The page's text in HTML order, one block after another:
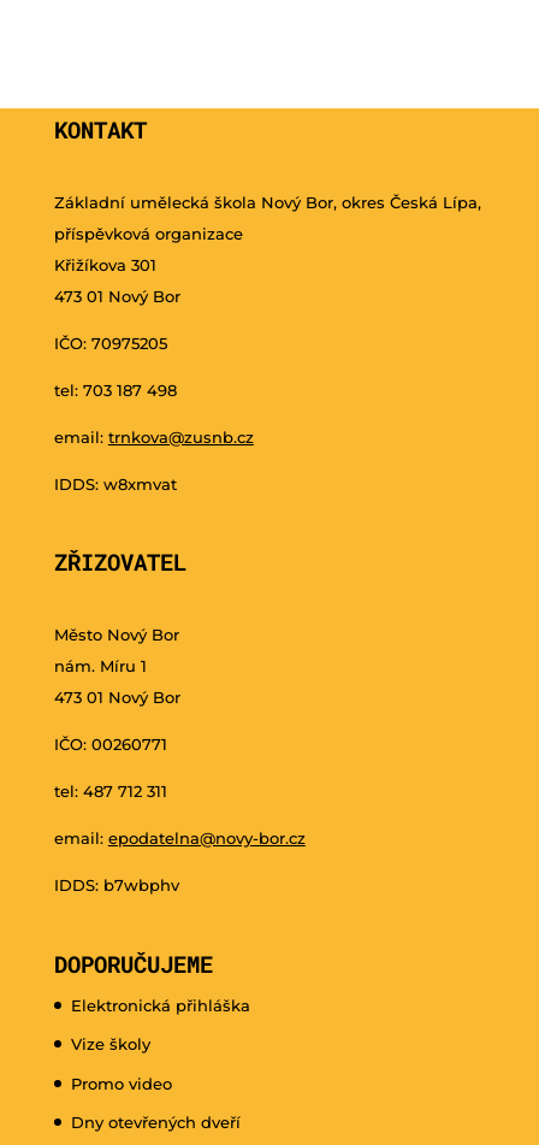
KONTAKT
Základní umělecká škola Nový Bor, okres Česká Lípa,
příspěvková organizace
Křižíkova 301
473 01 Nový Bor
IČO: 70975205
tel: 703 187 498
email: trnkova@zusnb.cz
IDDS: w8xmvat
ZŘIZOVATEL
Město Nový Bor
nám. Míru 1
473 01 Nový Bor
IČO: 00260771
tel: 487 712 311
email: epodatelna@novy-bor.cz
IDDS: b7wbphv
DOPORUČUJEME
Elektronická přihláška
Vize školy
Promo video
Dny otevřených dveří